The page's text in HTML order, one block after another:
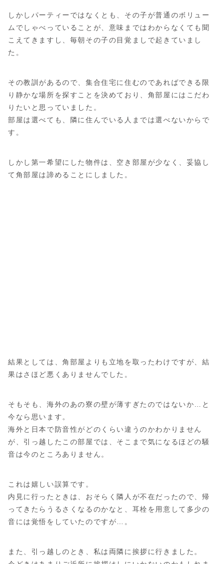
しかしパーティーではなくとも、その子が普通のボリュー
ムでしゃべっていることが、意味まではわからなくても聞
こえてきますし、毎朝その子の目覚ましで起きていまし
た。
その教訓があるので、集合住宅に住むのであればできる限
り静かな場所を探すことを決めており、角部屋にはこだわ
りたいと思っていました。
部屋は選べても、隣に住んでいる人までは選べないからで
す。
しかし第一希望にした物件は、空き部屋が少なく、妥協し
て角部屋は諦めることにしました。
結果としては、角部屋よりも立地を取ったわけですが、結
果はさほど悪くありませんでした。
そもそも、海外のあの寮の壁が薄すぎたのではないか…と
今なら思います。
海外と日本で防音性がどのくらい違うのかわかりません
が、引っ越したこの部屋では、そこまで気になるほどの騒
音は今のところありません。
これは嬉しい誤算です。
内見に行ったときは、おそらく隣人が不在だったので、帰
ってきたらうるさくなるのかなと、耳栓を用意して多少の
音には覚悟をしていたのですが…。
また、引っ越しのとき、私は両隣に挨拶に行きました。